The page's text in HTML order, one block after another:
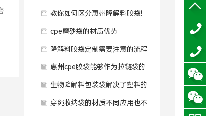
解塑料袋有什么好处？
教你如何区分惠州降解料胶袋！
cpe磨砂袋的材质优势
降解料胶袋定制需要注意的流程
惠州cpe胶袋能够作为拉链袋的
优势
生物降解料包装袋解决了塑料的
污染问题
穿绳收纳袋的材质不同应用也不
0769-
0769-
0769-
0769-